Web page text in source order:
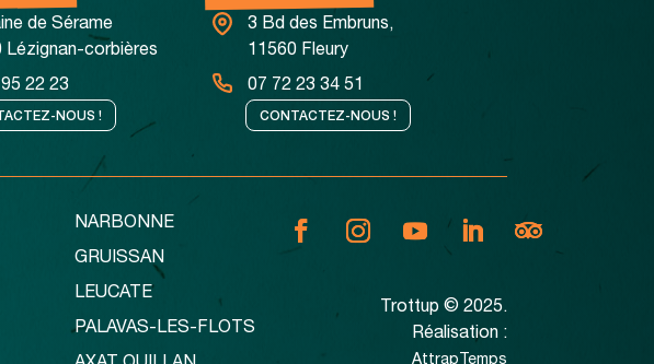
de Sérame
Lézignan-corbières
22 23
NOUS !
3 Bd des Embruns,
11560 Fleury
07 72 23 34 51
CONTACTEZ-NOUS !
NARBONNE
GRUISSAN
LEUCATE
PALAVAS-LES-FLOTS
Trottup © 2025.
Réalisation :
AttrapTemps